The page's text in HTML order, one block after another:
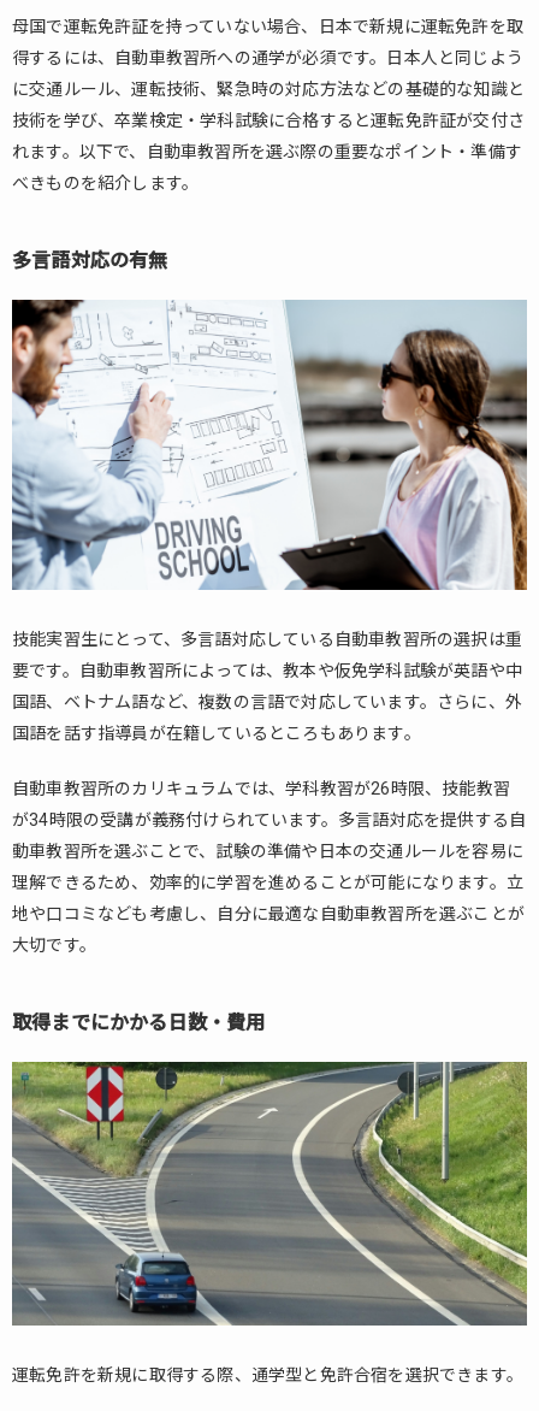
車教
への
通学
多言語
対応の
1.1.2.
かる日
数・費
用
1.1.3.
必要な
もの
2.
外
国
の
転
免
か
ら
り
替
え
場
合
2.1.
の条
件
2.2.
必要
な書
類
2.3.
事前
母国で運転免許証を持っていない場合、日本で新規に運転免許を取
得するには、自動車教習所への通学が必須です。日本人と同じよう
に交通ルール、運転技術、緊急時の対応方法などの基礎的な知識と
技術を学び、卒業検定・学科試験に合格すると運転免許証が交付さ
れます。以下で、自動車教習所を選ぶ際の重要なポイント・準備す
べきものを紹介します。
多言語対応の有無
技能実習生にとって、多言語対応している自動車教習所の選択は重
要です。自動車教習所によっては、教本や仮免学科試験が英語や中
国語、ベトナム語など、複数の言語で対応しています。さらに、外
国語を話す指導員が在籍しているところもあります。
自動車教習所のカリキュラムでは、学科教習が26時限、技能教習
が34時限の受講が義務付けられています。多言語対応を提供する自
動車教習所を選ぶことで、試験の準備や日本の交通ルールを容易に
理解できるため、効率的に学習を進めることが可能になります。立
地や口コミなども考慮し、自分に最適な自動車教習所を選ぶことが
大切です。
取得までにかかる日数・費用
運転免許を新規に取得する際、通学型と免許合宿を選択できます。